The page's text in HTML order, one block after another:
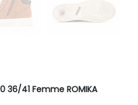
36/41 Femme ROMIKA